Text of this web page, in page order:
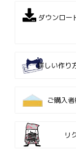
ダウンロー
詳しい作り
ご購入
リ